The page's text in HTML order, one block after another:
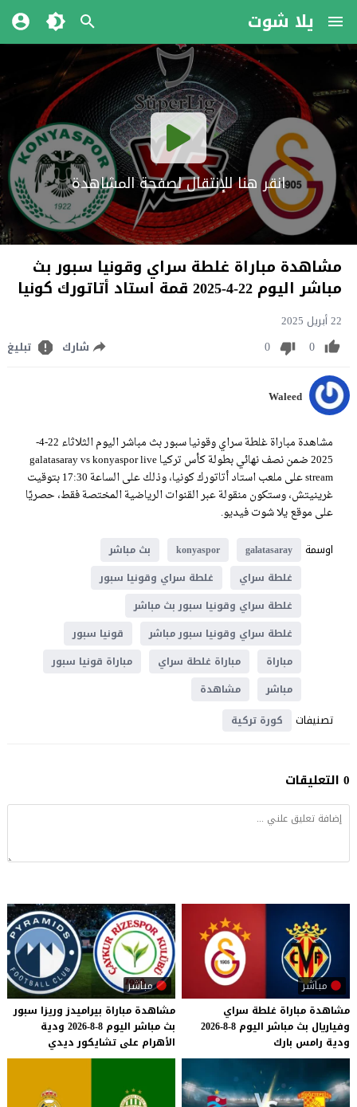
يلا شوت
انقر هنا للإنتقال لصفحة المشاهدة
مشاهدة مباراة غلطة سراي وقونيا سبور بث
مباشر اليوم 22-4-2025 قمة استاد أتاتورك كونيا
22 أبريل 2025
0
0 شارك تبليغ
Waleed
مشاهدة مباراة غلطة سراي وقونيا سبور بث مباشر اليوم الثلاثاء 22-4-
2025 ضمن نصف نهائي بطولة كأس تركيا galatasaray vs konyaspor live
stream على ملعب استاد أتاتورك كونيا، وذلك على الساعة 17:30 بتوقيت
غرينيتش، وستكون منقولة عبر القنوات الرياضية المختصة فقط، حصريًا
على موقع يلا شوت فيديو.
اوسمة
galatasaray
konyaspor
بث مباشر
غلطة سراي
غلطة سراي وقونيا سبور
غلطة سراي وقونيا سبور بث مباشر
غلطة سراي وقونيا سبور مباشر
قونيا سبور
مباراة
مباراة غلطة سراي
مباراة قونيا سبور
مباشر
مشاهدة
تصنيفات كورة تركية
0 التعليقات
مباشر
مشاهدة مباراة غلطة سراي
وفياريال بث مباشر اليوم 8-8-2026
ودية رامس بارك
مباشر
مشاهدة مباراة بيراميدز وريزا سبور
بث مباشر اليوم 8-8-2026
ودية
الأهرام على تشايكور ديدي